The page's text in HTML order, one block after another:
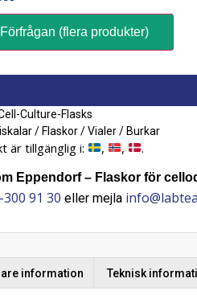
Förfrågan (flera produkter)
Culture-Flasks
/ Flaskor / Vialer / Burkar
är tillgänglig i: , , .
Eppendorf – Flaskor för
91 30 eller mejla
information Teknisk